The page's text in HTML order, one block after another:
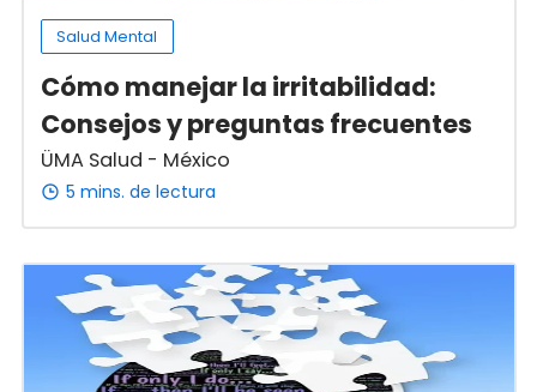
Salud Mental
Cómo manejar la irritabilidad:
Consejos y preguntas frecuentes
ÜMA Salud - México
5 mins. de lectura